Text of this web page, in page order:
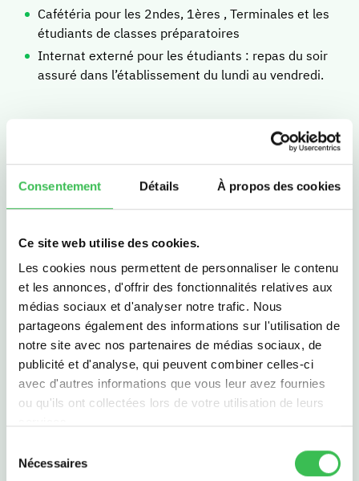
Consentement Détails À propos des cookies
Ce site web utilise des cookies.
Les cookies nous permettent de personnaliser le contenu
et les annonces, d'offrir des fonctionnalités relatives aux
médias sociaux et d'analyser notre trafic. Nous
partageons également des informations sur l'utilisation de
notre site avec nos partenaires de médias sociaux, de
publicité et d'analyse, qui peuvent combiner celles-ci
avec d'autres informations que vous leur avez fournies
ou qu'ils ont collectées lors de votre utilisation de leurs
Nécessaires
Nous rencontrer
Parcours bilingue
Contenu du programme
Cafétéria pour les 2ndes, 1ères , Terminales et les
étudiants de classes préparatoires
Internat externé pour les étudiants : repas du soir
assuré dans l’établissement du lundi au vendredi.
Dates de vacances
Dates des vacances : (zoneC)
Nationale
Toussaint: du vendredi 17 octobre (après les cours) au
lundi 3 novembre 2025
Noël: du vendredi 19 décembre au lundi 5 janvier
2026
Hiver: du vendredi 20 février (après les cours) au lundi 9
mars 2026
Printemps
: du vendredi 17 avril (après les cours) au